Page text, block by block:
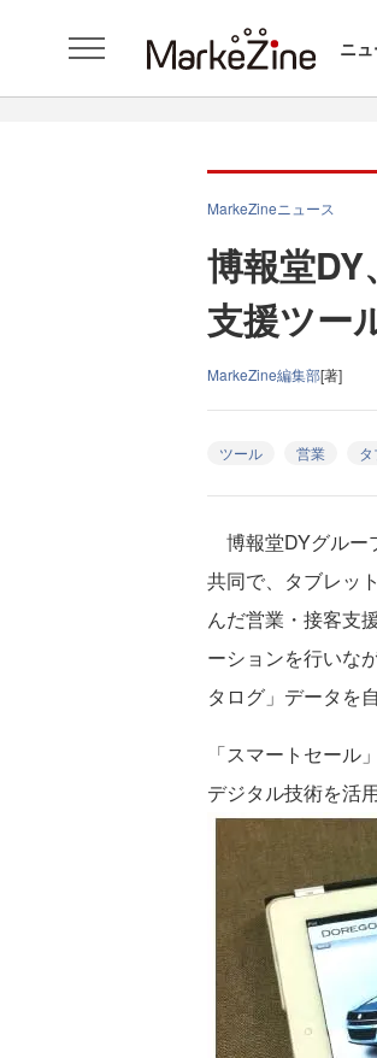
ニ
MarkeZineニュース
博報堂
支援ツー
MarkeZine編集部[著]
ツール 営業 タ
博報堂DYグルー
共同で、タブレッ
んだ営業・接客支
ーションを行いな
タログ」データを
「スマートセー
デジタル技術を活